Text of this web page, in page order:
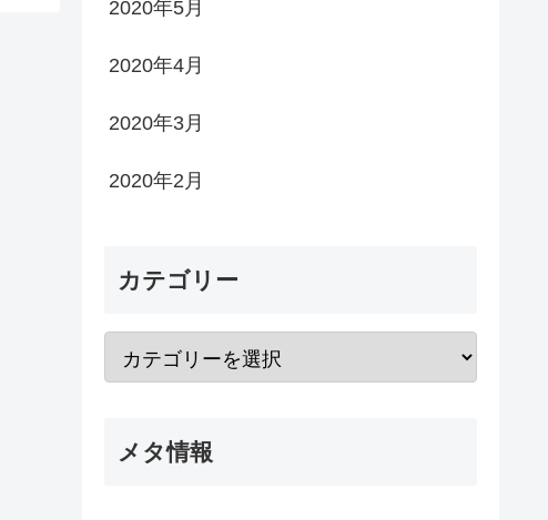
2020年5月
2020年4月
2020年3月
2020年2月
カテゴリー
メタ情報